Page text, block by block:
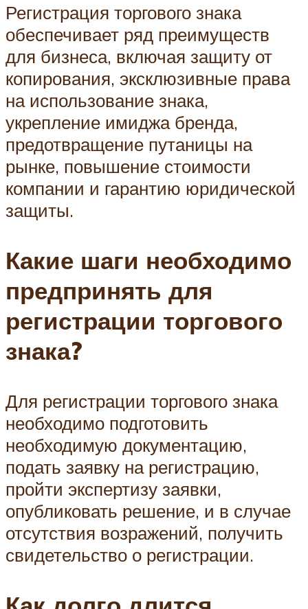
Регистрация торгового знака
обеспечивает ряд преимуществ
для бизнеса, включая защиту от
копирования, эксклюзивные права
на использование знака,
укрепление имиджа бренда,
предотвращение путаницы на
рынке, повышение стоимости
компании и гарантию юридической
защиты.
Какие шаги необходимо
предпринять для
регистрации торгового
знака?
Для регистрации торгового знака
необходимо подготовить
необходимую документацию,
подать заявку на регистрацию,
пройти экспертизу заявки,
опубликовать решение, и в случае
отсутствия возражений, получить
свидетельство о регистрации.